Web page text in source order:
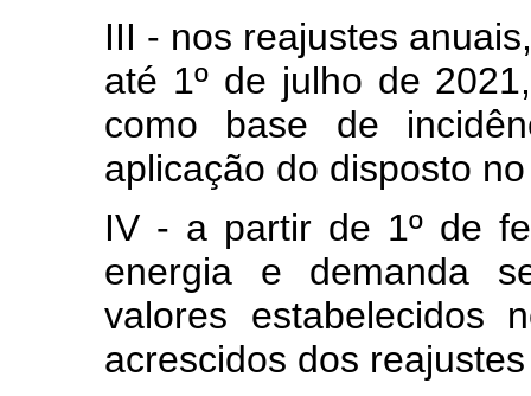
III - nos reajustes
até 1º de julho de
como base de
aplicação do disposto
IV - a partir de 1º de
energia e demanda
valores
acrescidos dos